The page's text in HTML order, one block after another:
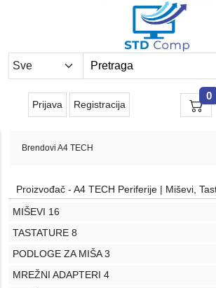
Prijava Registracija
0
Brendovi A4 TECH
Proizvođač - A4 TECH Periferije | Miševi,
MIŠEVI 16
TASTATURE 8
PODLOGE ZA MIŠA 3
MREŽNI ADAPTERI 4